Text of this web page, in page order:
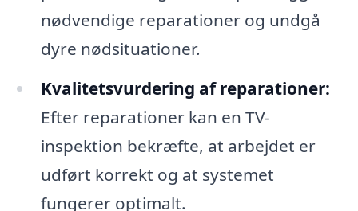
nødvendige reparationer og undgå
dyre nødsituationer.
Kvalitetsvurdering af reparationer:
Efter reparationer kan en TV-
inspektion bekræfte, at arbejdet er
udført korrekt og at systemet
fungerer optimalt.